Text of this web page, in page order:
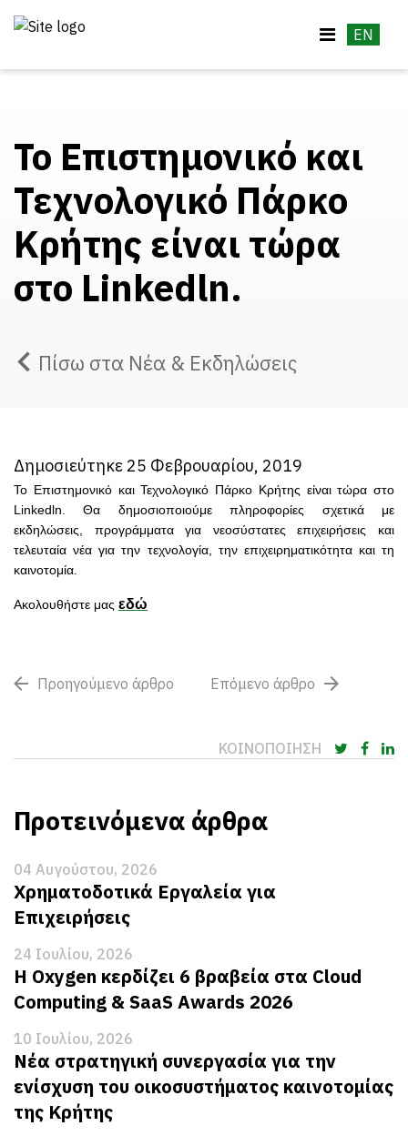
EN
Το Επιστημονικό και
Τεχνολογικό Πάρκο
Κρήτης είναι τώρα
στο Linkedln.
Πίσω στα Νέα & Εκδηλώσεις
Δημοσιεύτηκε 25 Φεβρουαρίου, 2019
Το Επιστημονικό και Τεχνολογικό Πάρκο Κρήτης είναι τώρα στο
Linkedln. Θα δημοσιοποιούμε πληροφορίες σχετικά με
εκδηλώσεις, προγράμματα για νεοσύστατες επιχειρήσεις και
τελευταία νέα για την τεχνολογία, την επιχειρηματικότητα και τη
καινοτομία.
Ακολουθήστε μας εδώ
Προηγούμενο άρθρο Επόμενο άρθρο
ΚΟΙΝΟΠΟΙΗΣΗ
Προτεινόμενα άρθρα
04 Αυγούστου, 2026
Χρηματοδοτικά Εργαλεία για
Επιχειρήσεις
24 Ιουλίου, 2026
Η Oxygen κερδίζει 6 βραβεία στα Cloud
Computing & SaaS Awards 2026
10 Ιουλίου, 2026
Νέα στρατηγική συνεργασία για την
ενίσχυση του οικοσυστήματος καινοτομίας
της Κρήτης